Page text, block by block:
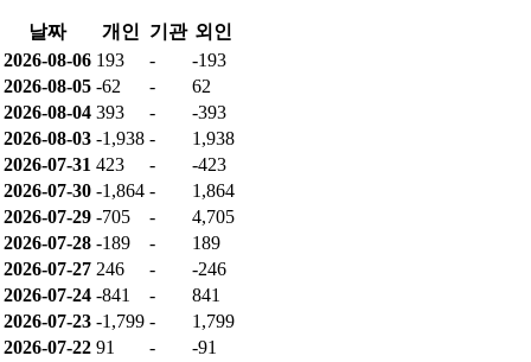
날짜 개인 기관 외인
2026-08-06 193 -
-193
2026-08-05 -62 -
62
2026-08-04 393 -
-393
2026-08-03 -1,938 -
1,938
2026-07-31 423 -
-423
2026-07-30 -1,864 -
1,864
2026-07-29 -705 -
4,705
2026-07-28 -189 -
189
2026-07-27 246 -
-246
2026-07-24 -841 -
841
2026-07-23 -1,799 -
1,799
2026-07-22 91 -
-91